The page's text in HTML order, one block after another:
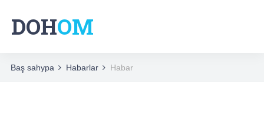
DOHOM
Baş sahypa Habarlar Habar